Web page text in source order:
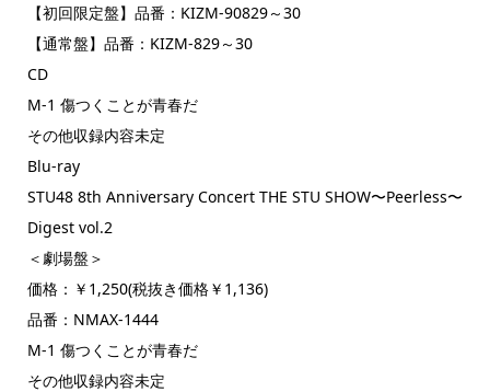
【初回限定盤】品番：KIZM-90829～30
【通常盤】品番：KIZM-829～30
CD
M-1 傷つくことが青春だ
その他収録内容未定
Blu-ray
STU48 8th Anniversary Concert THE STU SHOW〜Peerless〜
Digest vol.2
＜劇場盤＞
価格：￥1,250(税抜き価格￥1,136)
品番：NMAX-1444
M-1 傷つくことが青春だ
その他収録内容未定